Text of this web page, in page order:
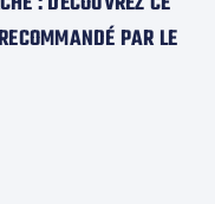
PAR LE